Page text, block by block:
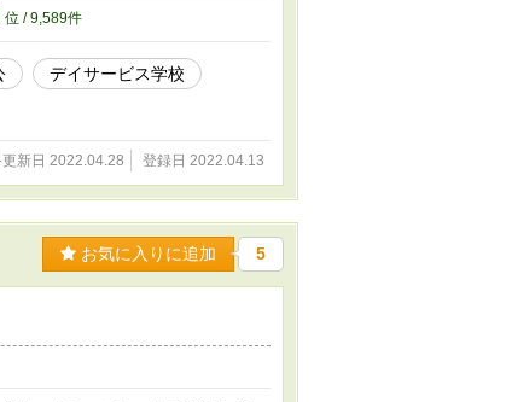
位 / 9,589件
デイサービス学校
新日 2022.04.28 登録日 2022.04.13
お気に入りに追加 5